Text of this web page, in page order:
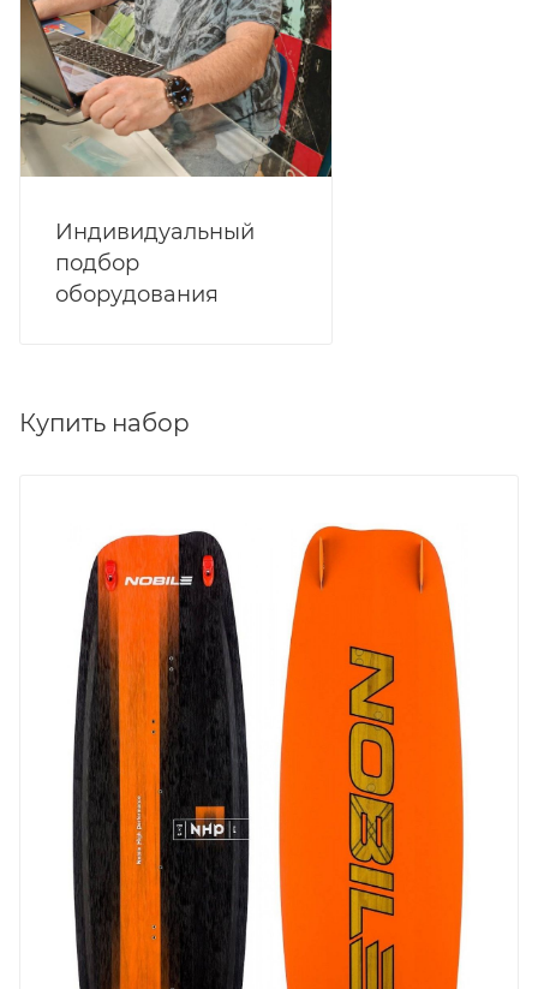
Индивидуальный
подбор
оборудования
Купить набор